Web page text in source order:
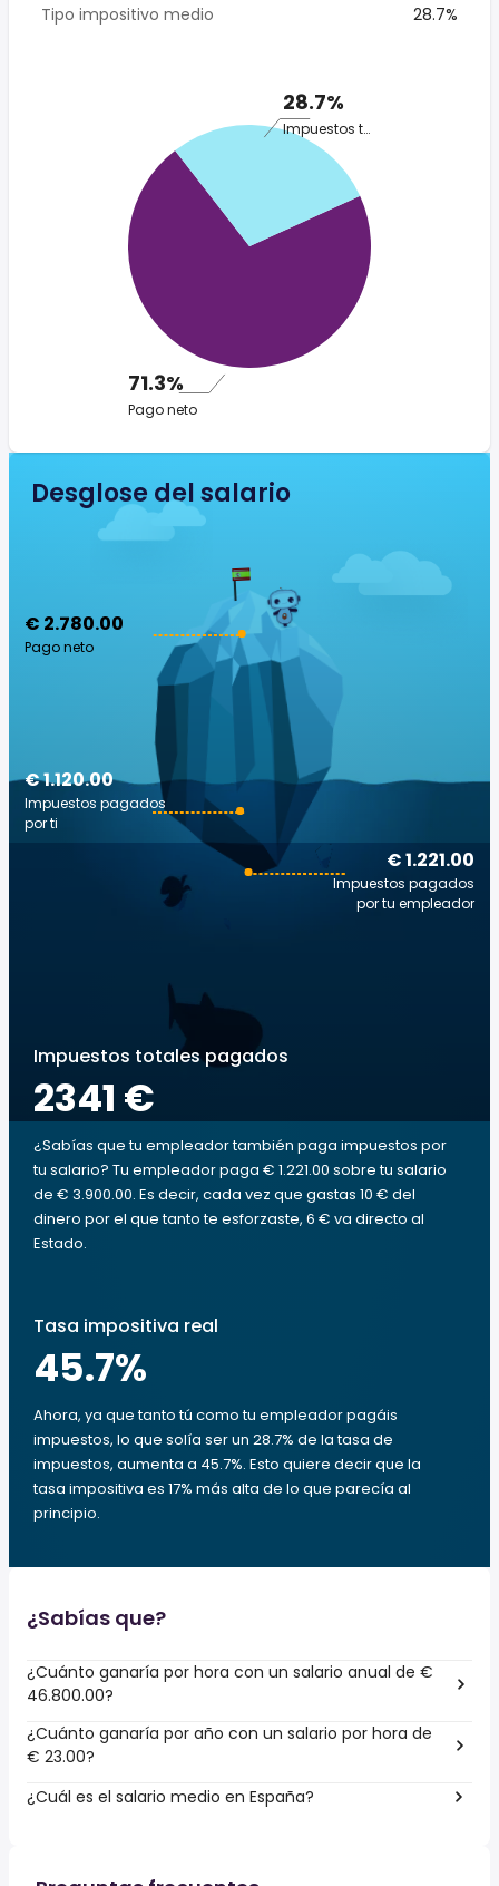
Tipo impositivo medio
28.7%
28.7%
Impuestos totales
71.3%
Pago neto
Desglose del salario
€ 2.780.00
Pago neto
€ 1.221.00
Impuestos pagados
por tu empleador
€ 1.120.00
Impuestos pagados
por ti
Impuestos totales pagados
2341 €
¿Sabías que tu empleador también paga impuestos por
tu salario? Tu empleador paga € 1.221.00 sobre tu salario
de € 3.900.00. Es decir, cada vez que gastas 10 € del
dinero por el que tanto te esforzaste, 6 € va directo al
Estado.
Tasa impositiva real
45.7%
Ahora, ya que tanto tú como tu empleador pagáis
impuestos, lo que solía ser un 28.7% de la tasa de
impuestos, aumenta a 45.7%. Esto quiere decir que la
tasa impositiva es 17% más alta de lo que parecía al
principio.
¿Sabías que?
¿Cuánto ganaría por hora con un salario anual de €
46.800.00?
¿Cuánto ganaría por año con un salario por hora de
€ 23.00?
¿Cuál es el salario medio en España?